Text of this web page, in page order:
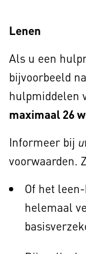
Lenen
Als u een
bijvoorbeeld
hulpmiddelen
maximaal 26
Informeer bij
voorwaarden.
Of het
helemaal